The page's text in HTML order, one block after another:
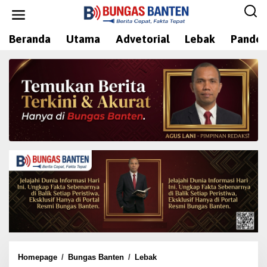
Beranda Utama Advetorial Lebak
Homepage / Bungas Banten / Lebak